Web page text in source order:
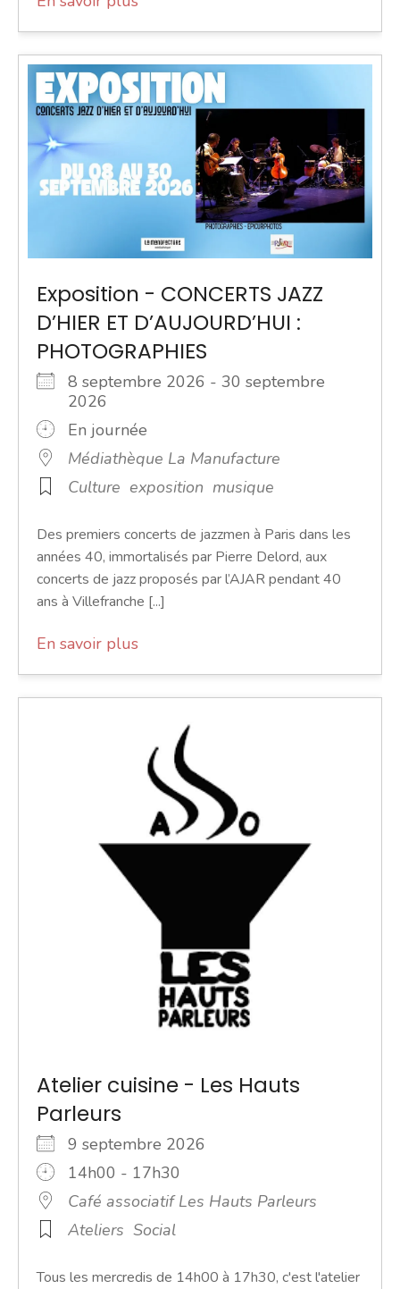
Exposition - CONCERTS JAZZ
D’HIER ET D’AUJOURD’HUI :
PHOTOGRAPHIES
8 septembre 2026 - 30 septembre
2026
En journée
Médiathèque La Manufacture
Culture exposition musique
Des premiers concerts de jazzmen à Paris dans les
années 40, immortalisés par Pierre Delord, aux
concerts de jazz proposés par l’AJAR pendant 40
ans à Villefranche [...]
En savoir plus
Atelier cuisine - Les Hauts
Parleurs
9 septembre 2026
14h00 - 17h30
Café associatif Les Hauts Parleurs
Ateliers Social
Tous les mercredis de 14h00 à 17h30, c'est l'atelier